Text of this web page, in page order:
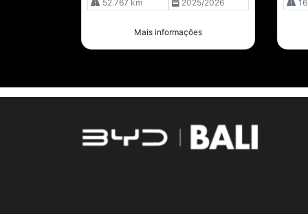
52.767 km 2025/2026
Mais informações